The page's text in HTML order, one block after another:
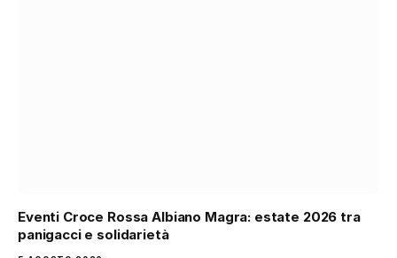
Eventi Croce Rossa Albiano Magra: estate 2026 tra
panigacci e solidarietà